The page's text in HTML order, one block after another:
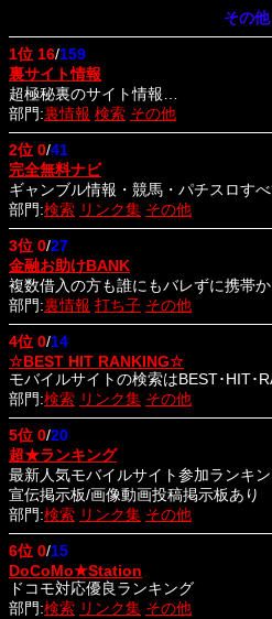
その他
1位 16/159
裏サイト情報
超極秘裏のサイト情報…
部門:裏情報 検索 その他
2位 0/41
完全無料ナビ
ギャンブル情報・競馬・パチスロす
部門:検索 リンク集 その他
3位 0/27
金融お助けBANK
複数借入の方も誰にもバレずに携帯
部門:裏情報 打ち子 その他
4位 0/14
☆BEST HIT RANKING☆
モバイルサイトの検索はBEST･HIT･
部門:検索 リンク集 その他
5位 0/20
超★ランキング
最新人気モバイルサイト参加ランキ
宣伝掲示板/画像動画投稿掲示板あり
部門:検索 リンク集 その他
6位 0/15
DoCoMo★Station
ドコモ対応優良ランキング
部門:検索 リンク集 その他